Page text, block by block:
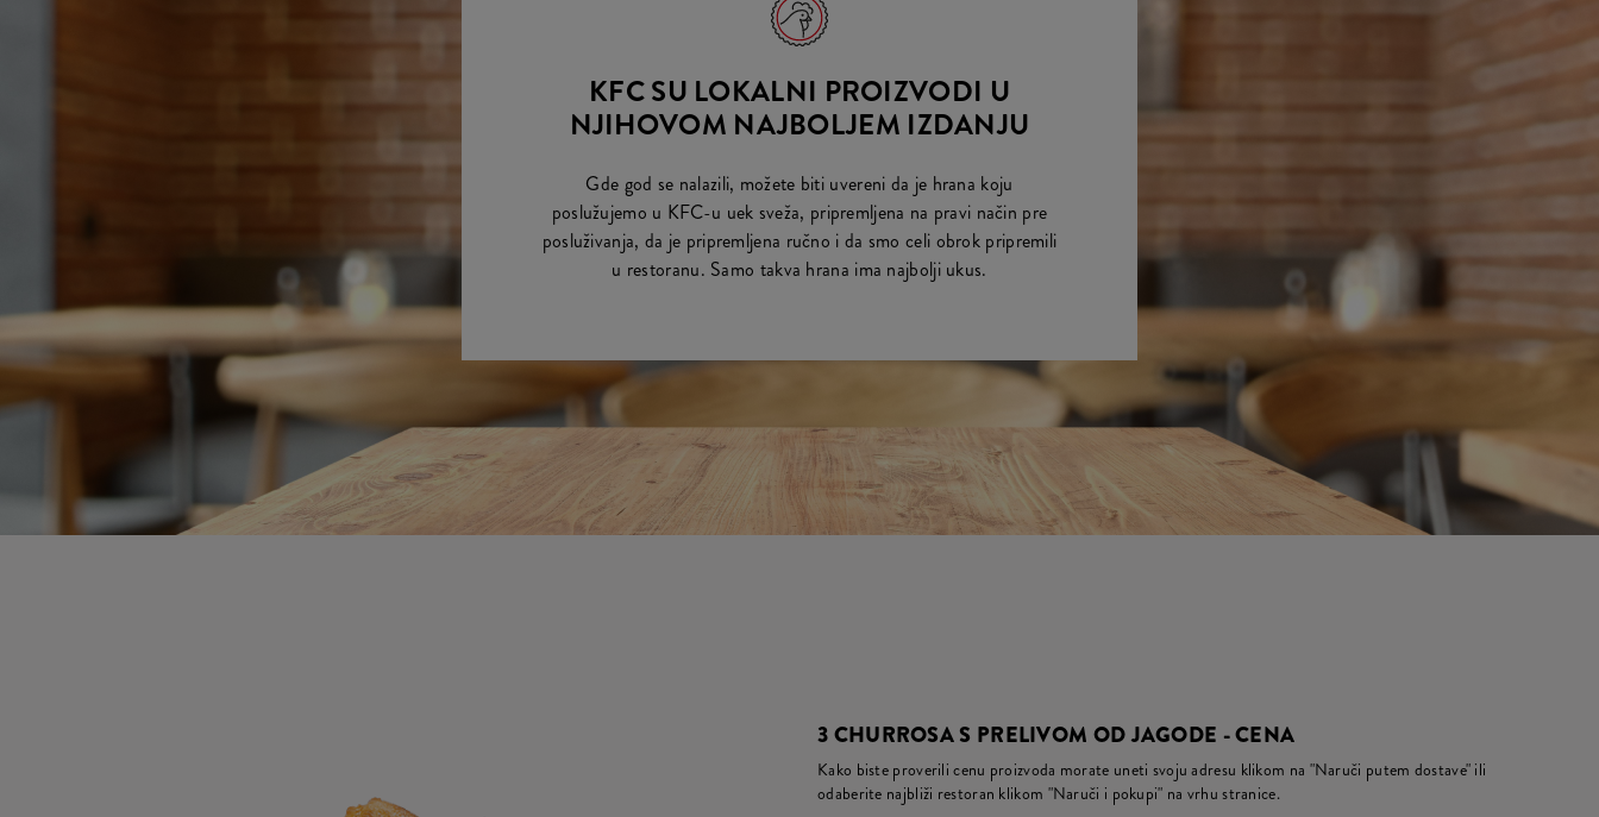
KFC SU LOKALNI PROIZVODI U
NJIHOVOM NAJBOLJEM IZDANJU
Gde god se nalazili, možete biti uvereni da je hrana koju
poslužujemo u KFC-u uek sveža, pripremljena na pravi način pre
posluživanja, da je pripremljena ručno i da smo celi obrok pripremili
u restoranu. Samo takva hrana ima najbolji ukus.
3 CHURROSA S PRELIVOM OD JAGODE - CENA
Kako biste proverili cenu proizvoda morate uneti svoju adresu klikom na "Naruči putem dostave" ili
odaberite najbliži restoran klikom "Naruči i pokupi" na vrhu stranice.